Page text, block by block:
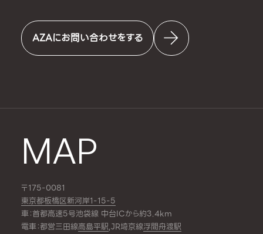
AZAにお問い合わせをする
MAP
〒175-0081
東京都板橋区新河岸1-15-5
車：首都高速5号池袋線 中台ICから約3.4km
電車：都営三田線高島平駅,JR埼京線浮間舟渡駅